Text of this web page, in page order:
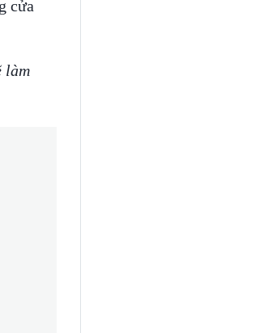
cửa
làm